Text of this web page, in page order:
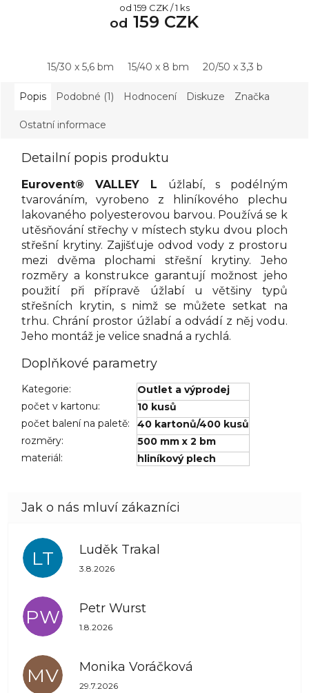
od 159 CZK
Měrná
cena:
od 159 CZK / 1 ks
15/30 x 5,6 bm 15/40 x 8 bm 20/50 x 3,3 bm
Popis Podobné (1) Hodnocení Diskuze Značka
Ostatní informace
Detailní popis produktu
Eurovent® VALLEY L úžlabí, s podélným
tvarováním, vyrobeno z hliníkového plechu
lakovaného polyesterovou barvou. Používá se k
utěsňování střechy v místech styku dvou ploch
střešní krytiny. Zajišťuje odvod vody z prostoru
mezi dvěma plochami střešní krytiny. Jeho
rozměry a konstrukce garantují možnost jeho
použití při přípravě úžlabí u většiny typů
střešních krytin, s nimž se můžete setkat na
trhu. Chrání prostor úžlabí a odvádí z něj vodu.
Jeho montáž je velice snadná a rychlá.
Doplňkové parametry
Kategorie:
Outlet a výprodej
počet v kartonu:
10 kusů
počet balení na paletě:
40 kartonů/400 kusů
rozměry:
500 mm x 2 bm
materiál: hliníkový plech
LT Luděk Trakal
Hodnocení obchodu je 5 z 5 hvězdiček.
3.8.2026
PW Petr Wurst
Hodnocení obchodu je 5 z 5 hvězdiček.
1.8.2026
MV Monika Voráčková
Hodnocení obchodu je 5 z 5 hvězdiček.
29.7.2026